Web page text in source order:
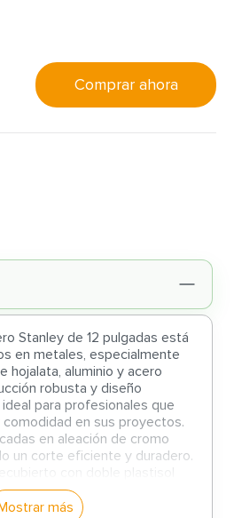
Comprar ahora
Stanley de 12 pulgadas está
en metales, especialmente
hojalata, aluminio y acero
robusta y diseño
para profesionales que
en sus proyectos.
en aleación de cromo
un corte eficiente y duradero.
cómodo y seguro, evitando
el uso.más